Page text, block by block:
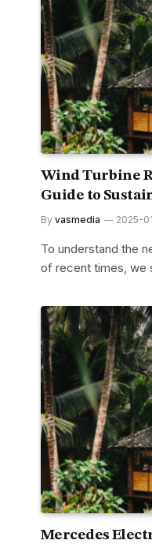
Wind Turbine
Guide to
By vasmedia 2025-
To understand the
of recent times, we
Mercedes